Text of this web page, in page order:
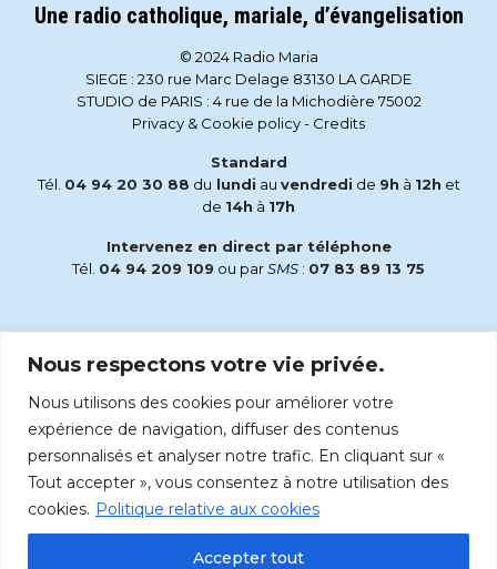
Nous respectons votre vie privée.
Nous utilisons des cookies pour améliorer votre
expérience de navigation, diffuser des contenus
personnalisés et analyser notre trafic. En cliquant sur «
Tout accepter », vous consentez à notre utilisation des
cookies. Politique relative aux cookies
Accepter tout
Une radio catholique, mariale, d’évangelisation
© 2024 Radio Maria
SIEGE : 230 rue Marc Delage 83130 LA GARDE
STUDIO de PARIS : 4 rue de la Michodière 75002
Privacy & Cookie policy- Credits
Standard
Tél. 04 94 20 30 88 du lundi au vendredi de 9h à 12h et
de 14h à 17h
Intervenez en direct par téléphone
Tél. 04 94 209 109 ou parSMS : 07 83 89 13 75
accueil@radiomaria.fr
Écoutez Radio Maria sur :